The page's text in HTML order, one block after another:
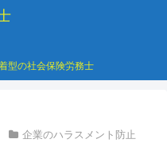
型の社会保険労務士
企業のハラスメント防止